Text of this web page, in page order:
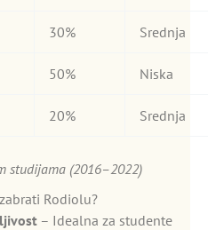
30% Srednja
50% Niska
20% Srednja
studijama (2016–2022)
Rodiolu?
– Idealna za studente